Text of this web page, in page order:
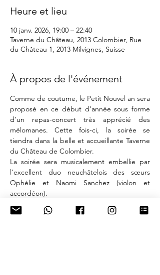
Heure et lieu
10 janv. 2026, 19:00 – 22:40
Taverne du Château, 2013 Colombier, Rue
du Château 1, 2013 Milvignes, Suisse
À propos de l'événement
Comme de coutume, le Petit Nouvel an sera
proposé en ce début d’année sous forme
d’un repas-concert très apprécié des
mélomanes. Cette fois-ci, la soirée se
tiendra dans la belle et accueillante Taverne
du Château de Colombier.
La soirée sera musicalement embellie par
l’excellent duo neuchâtelois des sœurs
Ophélie et Naomi Sanchez (violon et
accordéon).
CHF 96.- / personne (boissons en sus)